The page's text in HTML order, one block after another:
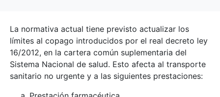
La normativa actual tiene previsto actualizar los
límites al copago introducidos por el real decreto ley
16/2012, en la cartera común suplementaria del
Sistema Nacional de salud. Esto afecta al transporte
sanitario no urgente y a las siguientes prestaciones: